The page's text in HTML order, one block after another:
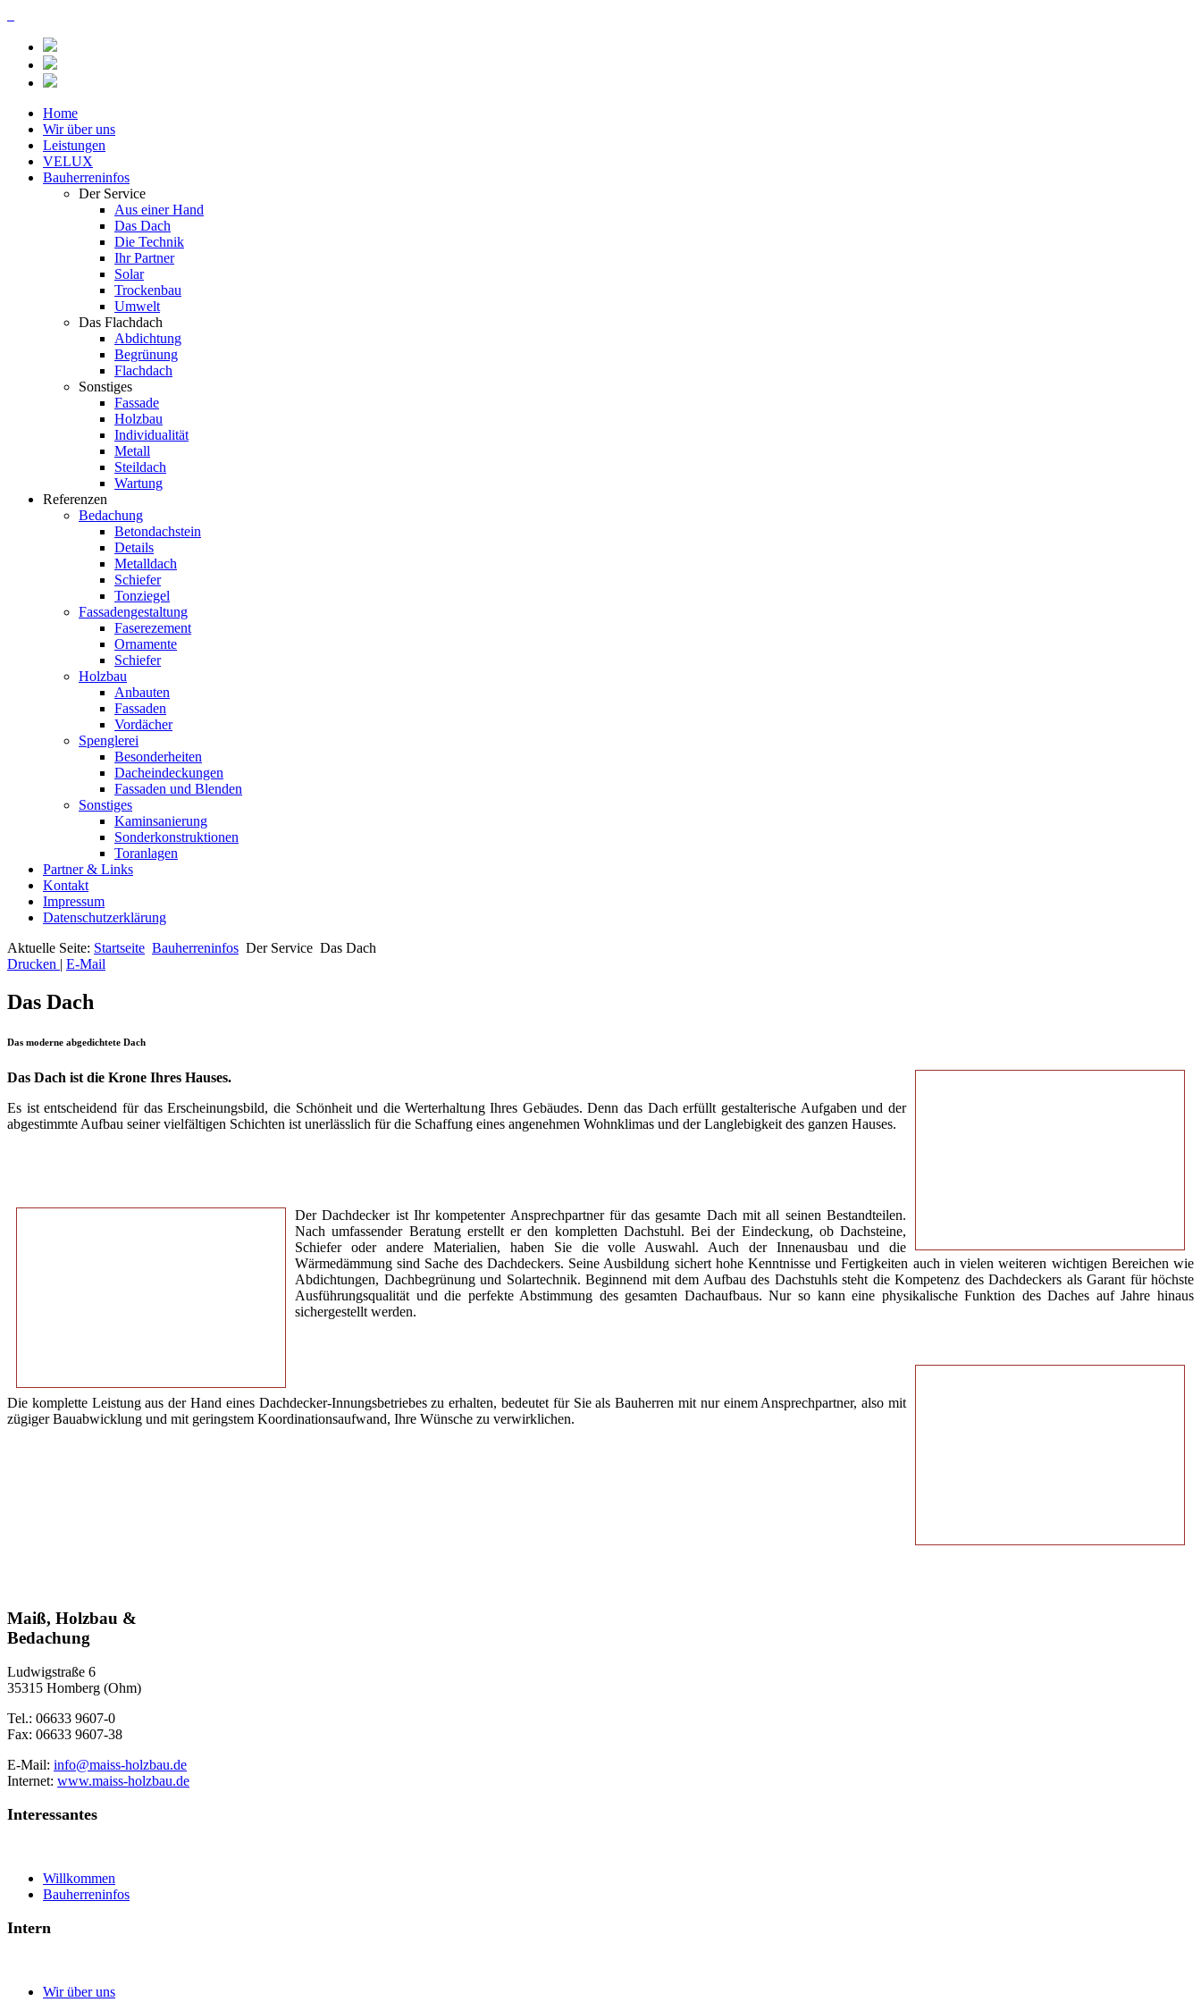
Home
Wir über uns
Leistungen
VELUX
Bauherreninfos
Der Service
Aus einer Hand
Das Dach
Die Technik
Ihr Partner
Solar
Trockenbau
Umwelt
Das Flachdach
Abdichtung
Begrünung
Flachdach
Sonstiges
Fassade
Holzbau
Individualität
Metall
Steildach
Wartung
Referenzen
Bedachung
Betondachstein
Details
Metalldach
Schiefer
Tonziegel
Fassadengestaltung
Faserezement
Ornamente
Schiefer
Holzbau
Anbauten
Fassaden
Vordächer
Spenglerei
Besonderheiten
Dacheindeckungen
Fassaden und Blenden
Sonstiges
Kaminsanierung
Sonderkonstruktionen
Toranlagen
Partner & Links
Kontakt
Impressum
Datenschutzerklärung
Aktuelle Seite: Startseite Bauherreninfos Der Service Das Dach
Drucken | E-Mail
Das Dach
Das moderne abgedichtete Dach
Das Dach ist die Krone Ihres Hauses.
Es ist entscheidend für das Erscheinungsbild, die Schönheit und die Werterhaltung Ihres Gebäudes. Denn das Dach erfüllt gestalterische Aufgaben und der
abgestimmte Aufbau seiner vielfältigen Schichten ist unerlässlich für die Schaffung eines angenehmen Wohnklimas und der Langlebigkeit des ganzen Hauses.
Der Dachdecker ist Ihr kompetenter Ansprechpartner für das gesamte Dach mit all seinen Bestandteilen.
Nach umfassender Beratung erstellt er den kompletten Dachstuhl. Bei der Eindeckung, ob Dachsteine,
Schiefer oder andere Materialien, haben Sie die volle Auswahl. Auch der Innenausbau und die
Wärmedämmung sind Sache des Dachdeckers. Seine Ausbildung sichert hohe Kenntnisse und Fertigkeiten auch in vielen weiteren wichtigen Bereichen wie
Abdichtungen, Dachbegrünung und Solartechnik. Beginnend mit dem Aufbau des Dachstuhls steht die Kompetenz des Dachdeckers als Garant für höchste
Ausführungsqualität und die perfekte Abstimmung des gesamten Dachaufbaus. Nur so kann eine physikalische Funktion des Daches auf Jahre hinaus
sichergestellt werden.
Die komplette Leistung aus der Hand eines Dachdecker-Innungsbetriebes zu erhalten, bedeutet für Sie als Bauherren mit nur einem Ansprechpartner, also mit
zügiger Bauabwicklung und mit geringstem Koordinationsaufwand, Ihre Wünsche zu verwirklichen.
Maiß, Holzbau &
Bedachung
Ludwigstraße 6
35315 Homberg (Ohm)
Tel.: 06633 9607-0
Fax: 06633 9607-38
E-Mail: info@maiss-holzbau.de
Internet: www.maiss-holzbau.de
Interessantes
Willkommen
Bauherreninfos
Intern
Wir über uns